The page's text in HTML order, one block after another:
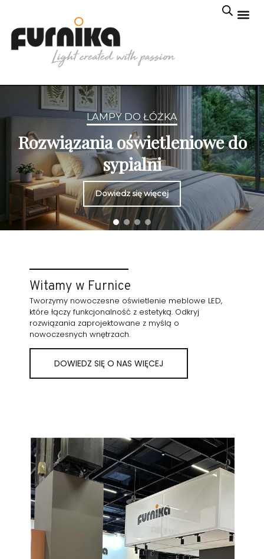
LAMPY DO ŁÓŻKA
Rozwiązania oświetleniowe do
sypialni
Dowiedz się więcej
Witamy w Furnice
Tworzymy nowoczesne oświetlenie meblowe LED,
które łączy funkcjonalność z estetyką. Odkryj
rozwiązania zaprojektowane z myślą o
nowoczesnych wnętrzach.
DOWIEDZ SIĘ O NAS WIĘCEJ